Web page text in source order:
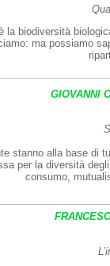
la biodiversità
ma possiamo
GIOVANNI
stanno alla base di
per la diversità
consumo,